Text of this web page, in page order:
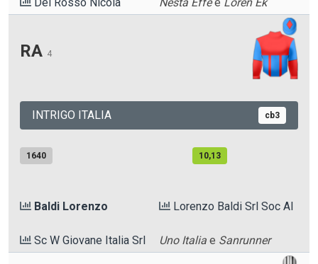
RA 4
INTRIGO ITALIA cb3
1640 10,13
Baldi Lorenzo Lorenzo Baldi Srl Soc Al
Sc W Giovane Italia Srl Uno Italia e Sanrunner